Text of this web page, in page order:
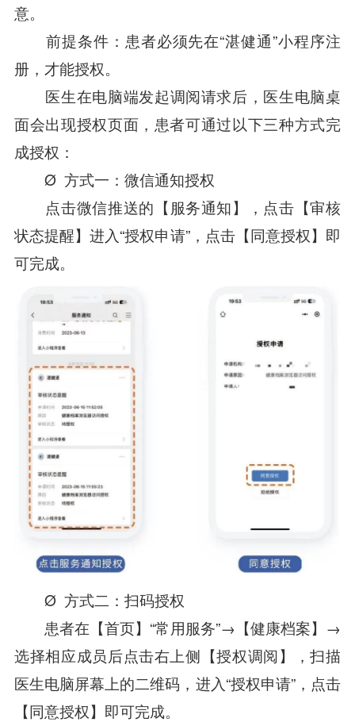
意。
前提条件：患者必须先在“湛健通”小程序注
册，才能授权。
医生在电脑端发起调阅请求后，医生电脑桌
面会出现授权页面，患者可通过以下三种方式完
成授权：
Ø 方式一：微信通知授权
点击微信推送的【服务通知】，点击【审核
状态提醒】进入“授权申请”，点击【同意授权】即
可完成。
Ø 方式二：扫码授权
患者在【首页】“常用服务”→【健康档案】→
选择相应成员后点击右上侧【授权调阅】，扫描
医生电脑屏幕上的二维码，进入“授权申请”，点击
【同意授权】即可完成。